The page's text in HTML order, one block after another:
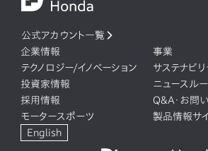
公式アカウント一覧
企業情報
事業
テクノロジー/イノベーション
サステナビリ
投資家情報
ニュースル
採用情報
Q&A・お問
モータースポーツ
製品情報サ
English